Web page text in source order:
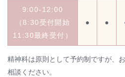
9:00-12:00
（8:30受付開始
11:30最終受付）
● ●
精神科は原則として予約制ですが、
相談ください。